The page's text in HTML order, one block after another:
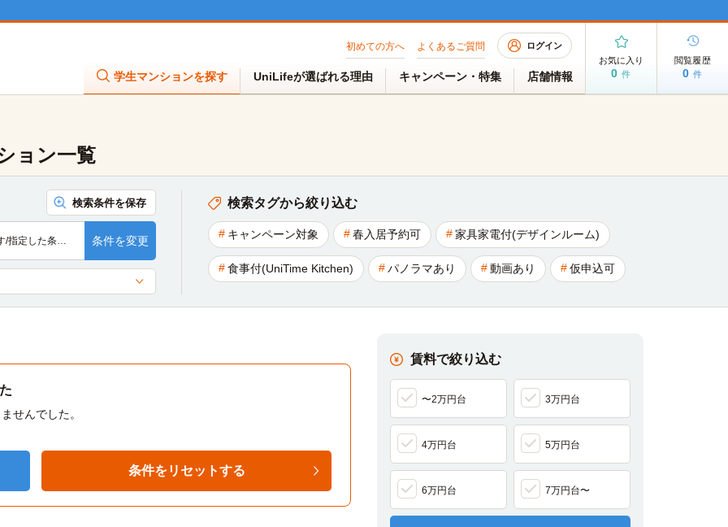
初めての方へ よくあるご質問 ログイン
学生マンションを探す UniLifeが選ばれる理由 キャンペーン・特集 店舗情報
お気に入り
0 件
閲覧履歴
0 件
ョン一覧
検索条件を保存
/指定した条… 条件を変更
検索タグから絞り込む
キャンペーン対象 春入居予約可 家具家電付(デザインルーム)
食事付(UniTime Kitchen) パノラマあり 動画あり 仮申込可
せんでした。
条件をリセットする
賃料で絞り込む
〜2万円台 3万円台
4万円台 5万円台
6万円台 7万円台〜